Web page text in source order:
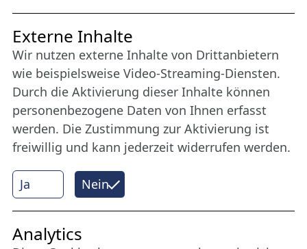
Freundes­kreis
Bleiben Sie uns das ganze Jahr über verbunden:
Werden Sie Freund der Nordischen Filmtage
Lübeck.
Mehr erfahren
Internet Partner
Ja Nein
Externe Inhalte
Wir nutzen externe Inhalte von Drittanbietern
wie beispielsweise Video-Streaming-Diensten.
Durch die Aktivierung dieser Inhalte können
personenbezogene Daten von Ihnen erfasst
werden. Die Zustimmung zur Aktivierung ist
freiwillig und kann jederzeit widerrufen werden.
Analytics